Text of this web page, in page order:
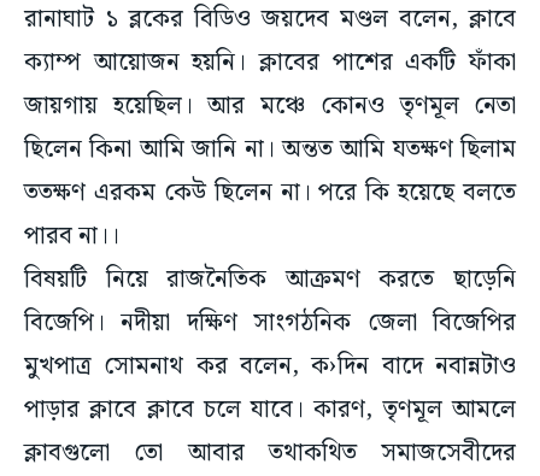
রানাঘাট ১ ব্লকের বিডিও জয়দেব মণ্ডল বলেন, ক্লাবে
ক্যাম্প আয়োজন হয়নি। ক্লাবের পাশের একটি ফাঁকা
জায়গায় হয়েছিল। আর মঞ্চে কোনও তৃণমূল নেতা
ছিলেন কিনা আমি জানি না। অন্তত আমি যতক্ষণ ছিলাম
ততক্ষণ এরকম কেউ ছিলেন না। পরে কি হয়েছে বলতে
পারব না।।
বিষয়টি নিয়ে রাজনৈতিক আক্রমণ করতে ছাড়েনি
বিজেপি। নদীয়া দক্ষিণ সাংগঠনিক জেলা বিজেপির
মুখপাত্র সোমনাথ কর বলেন, ক›দিন বাদে নবান্নটাও
পাড়ার ক্লাবে ক্লাবে চলে যাবে। কারণ, তৃণমূল আমলে
ক্লাবগুলো তো আবার তথাকথিত সমাজসেবীদের